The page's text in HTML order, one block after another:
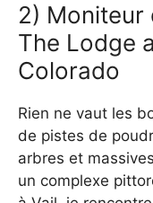
2)
The Lodge
Colorado
Rien ne vaut les
de pistes de
arbres et
un complexe